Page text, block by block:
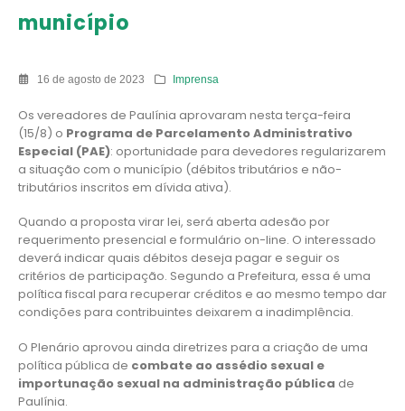
município
16 de agosto de 2023 Imprensa
Os vereadores de Paulínia aprovaram nesta terça-feira
(15/8) o Programa de Parcelamento Administrativo
Especial (PAE): oportunidade para devedores regularizarem
a situação com o município (débitos tributários e não-
tributários inscritos em dívida ativa).
Quando a proposta virar lei, será aberta adesão por
requerimento presencial e formulário on-line. O interessado
deverá indicar quais débitos deseja pagar e seguir os
critérios de participação. Segundo a Prefeitura, essa é uma
política fiscal para recuperar créditos e ao mesmo tempo dar
condições para contribuintes deixarem a inadimplência.
O Plenário aprovou ainda diretrizes para a criação de uma
política pública de combate ao assédio sexual e
importunação sexual na administração pública de
Paulínia.